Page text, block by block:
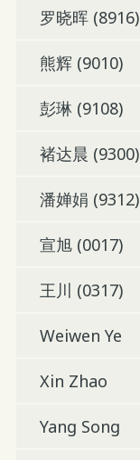
罗晓晖 (8916)
熊辉 (9010)
彭琳 (9108)
褚达晨 (9300)
潘婵娟 (9312)
宣旭 (0017)
王川 (0317)
Weiwen Ye
Xin Zhao
Yang Song